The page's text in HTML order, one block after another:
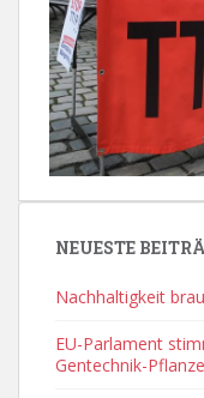
NEUESTE
Nachhaltigkeit
EU-Parlament
Gentechnik-